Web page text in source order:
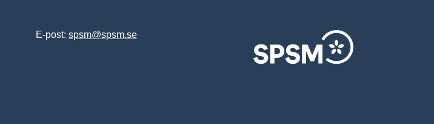
E-post: spsm@spsm.se